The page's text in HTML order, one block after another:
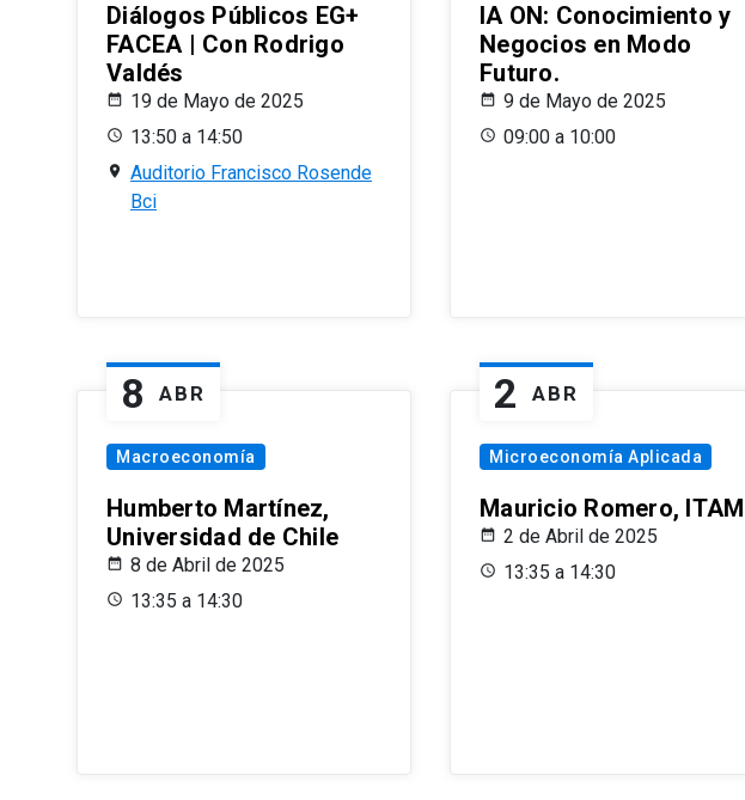
Diálogos Públicos EG+
FACEA | Con Rodrigo
Valdés
19 de Mayo de 2025
13:50 a 14:50
Auditorio Francisco Rosende
Bci
IA ON: Conocimiento y
Negocios en Modo
Futuro.
9 de Mayo de 2025
09:00 a 10:00
8 ABR
Macroeconomía
Humberto Martínez,
Universidad de Chile
8 de Abril de 2025
13:35 a 14:30
2 ABR
Microeconomía Aplicada
Mauricio Romero, ITAM
2 de Abril de 2025
13:35 a 14:30